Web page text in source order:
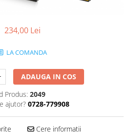
234,00 Lei
LA COMANDA
ADAUGA IN COS
Produs: 2049
ajutor? 0728-779908
Cere informatii